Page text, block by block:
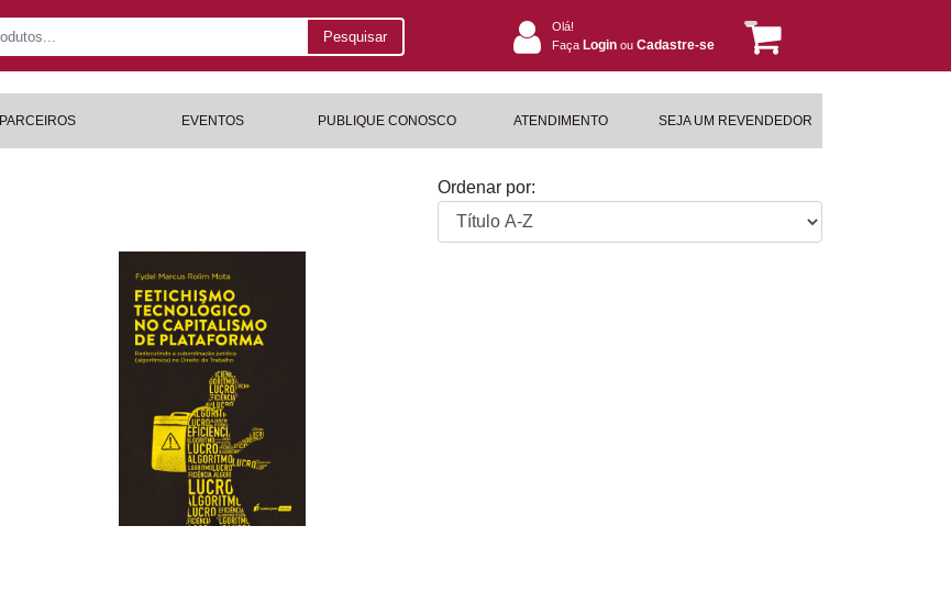
Pesquisar
Olá!
Faça Login ou Cadastre-se
PARCEIROS EVENTOS PUBLIQUE CONOSCO ATENDIMENTO SEJA UM REVENDEDOR
Ordenar por: